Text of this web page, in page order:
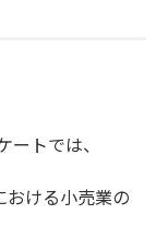
ートでは、
おける小売業の